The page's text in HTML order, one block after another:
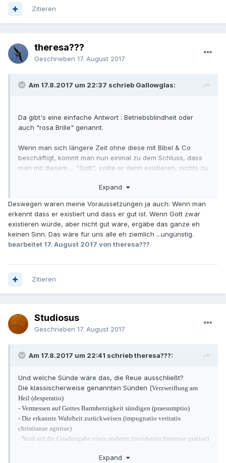
Zitieren
theresa???
Geschrieben 17. August 2017
Am 17.8.2017 um 22:37 schrieb Gallowglas:
Da gibt's eine einfache Antwort : Betriebsblindheit oder
auch "rosa Brille" genannt.
Wenn man sich längere Zeit ohne diese mit Bibel & Co
beschäftigt, kommt man nun einmal zu dem Schluss, dass
man mit diesem ... "Gott", sollte er denn existieren, nichts zu
Expand
Deswegen waren meine Voraussetzungen ja auch: Wenn man
erkennt dass er existiert und dass er gut ist. Wenn Gott zwar
existieren würde, aber nicht gut wäre, ergäbe das ganze eh
keinen Sinn. Das wäre für uns alle eh ziemlich ...ungünstig.
bearbeitet 17. August 2017 von theresa???
Zitieren
Studiosus
Geschrieben 17. August 2017
Am 17.8.2017 um 22:41 schrieb theresa???:
Und welche Sünde wäre das, die Reue ausschließt?
Die klassischerweise genannten Sünden (Verzweiflung am
Heil (desperatio)
- Vermessen auf Gottes Barmherzigkeit sündigen (praesumptio)
- Die erkannte Wahrheit zurückweisen (impugnatio veritatis
christianae agnitae)
- Neid auf die Gnadengabe eines anderen (invidentia fraternae gratiae)
- Unbußfertig bleiben bis zum Tod (impoenitentia)
Expand